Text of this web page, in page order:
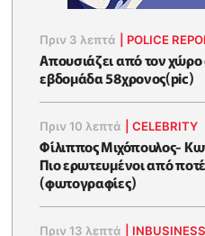
Πριν 3 λεπτά POLICE
Απουσιάζει από τον χώρο
εβδομάδα 58χρονος(pic)
Πριν 10 λεπτά |CELEBRITY
Φίλιππος Μιχόπουλος-
Πιο ερωτευμένοι από
(φωτογραφίες)
Πριν 13 λεπτά